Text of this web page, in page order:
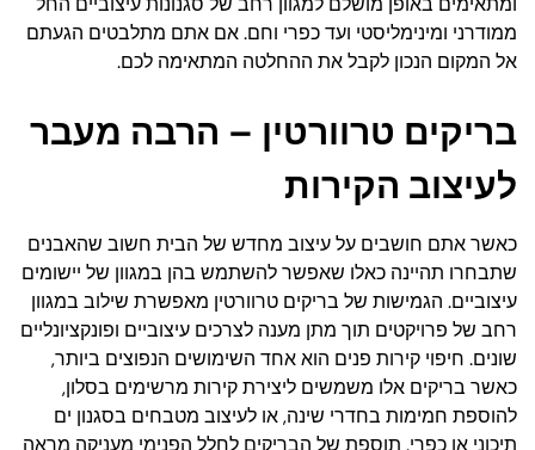
ממודרני ומינימליסטי ועד כפרי וחם. אם אתם מתלבטים הגעתם
אל המקום הנכון לקבל את ההחלטה המתאימה לכם.
בריקים טרוורטין – הרבה מעבר
לעיצוב הקירות
כאשר אתם חושבים על עיצוב מחדש של הבית חשוב שהאבנים
שתבחרו תהיינה כאלו שאפשר להשתמש בהן במגוון של יישומים
עיצוביים. הגמישות של בריקים טרוורטין מאפשרת שילוב במגוון
רחב של פרויקטים תוך מתן מענה לצרכים עיצוביים ופונקציונליים
שונים. חיפוי קירות פנים הוא אחד השימושים הנפוצים ביותר,
כאשר בריקים אלו משמשים ליצירת קירות מרשימים בסלון,
להוספת חמימות בחדרי שינה, או לעיצוב מטבחים בסגנון ים
תיכוני או כפרי. תוספת של הבריקים לחלל הפנימי מעניקה מראה